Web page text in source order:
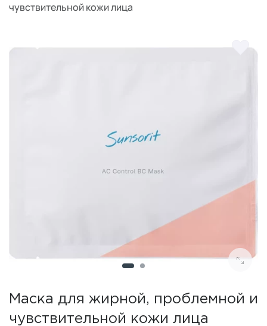
чувствительной кожи лица
Маска для жирной, проблемной и
чувствительной кожи лица